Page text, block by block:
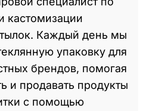
кастомизации
Каждый день мы
упаковку для
брендов, помогая
и продавать продукты
с помощью